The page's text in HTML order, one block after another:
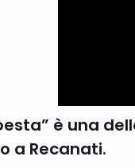
è una
a Recanati.